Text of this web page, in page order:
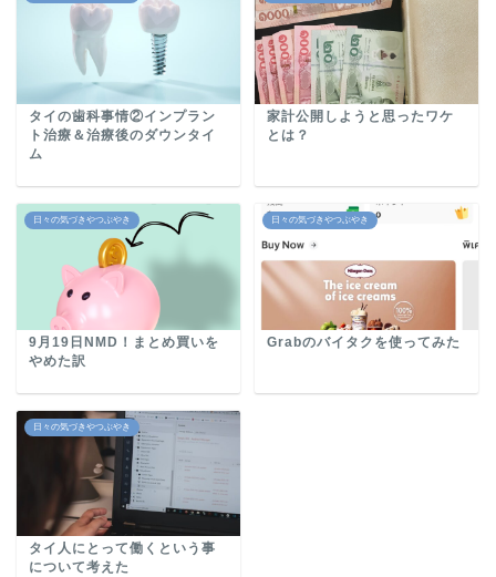
タイの歯科事情②インプラン
ト治療＆治療後のダウンタイ
ム
家計公開しようと思ったワケ
とは？
日々の気づきやつぶやき
9月19日NMD！まとめ買いを
やめた訳
日々の気づきやつぶやき
Grabのバイタクを使ってみた
日々の気づきやつぶやき
タイ人にとって働くという事
について考えた